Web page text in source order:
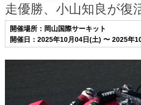
走優勝、小山知良が復
開催場所：岡山国際サーキット
開催日：2025年10月04日(土) 〜 2025年